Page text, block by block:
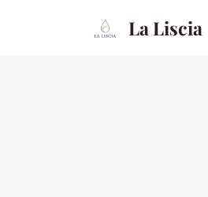
La Liscia